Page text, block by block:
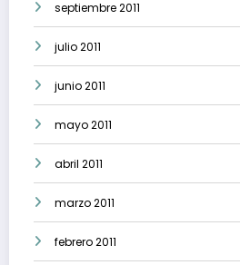
septiembre 2011
julio 2011
junio 2011
mayo 2011
abril 2011
marzo 2011
febrero 2011